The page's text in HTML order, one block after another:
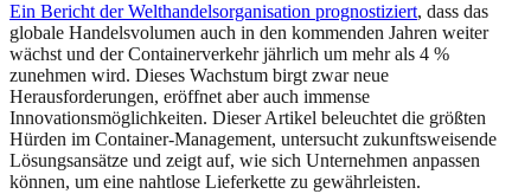
Ein Bericht der Welthandelsorganisation prognostiziert, dass das
globale Handelsvolumen auch in den kommenden Jahren weiter
wächst und der Containerverkehr jährlich um mehr als 4 %
zunehmen wird. Dieses Wachstum birgt zwar neue
Herausforderungen, eröffnet aber auch immense
Innovationsmöglichkeiten. Dieser Artikel beleuchtet die größten
Hürden im Container-Management, untersucht zukunftsweisende
Lösungsansätze und zeigt auf, wie sich Unternehmen anpassen
können, um eine nahtlose Lieferkette zu gewährleisten.